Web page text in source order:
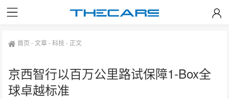
首页 -文章-科技 - 正文
京西智行以百万公里路试保障1-Box全
球卓越标准